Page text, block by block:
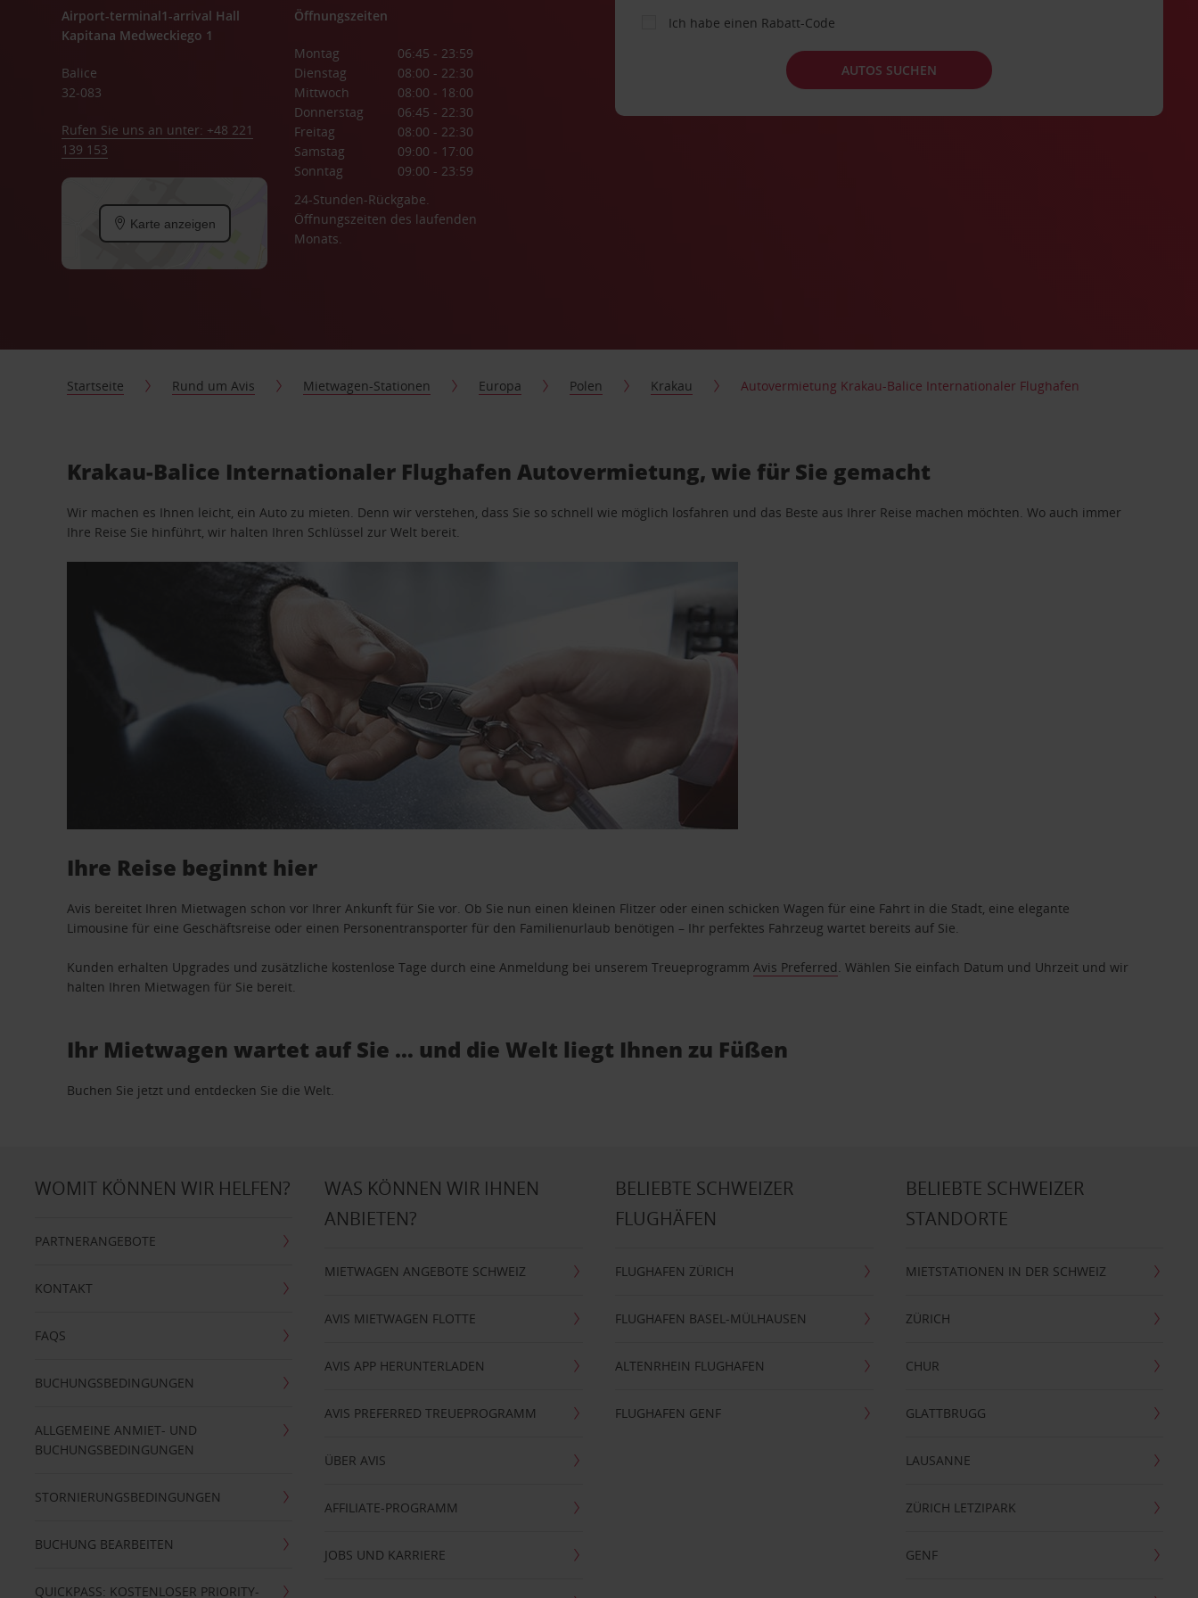
Airport-terminal1-arrival Hall
Kapitana Medweckiego 1
Balice
32-083
Rufen Sie uns an unter: +48 221
139 153
Karte anzeigen
Öffnungszeiten
Montag
06:45 - 23:59
Dienstag
08:00 - 22:30
Mittwoch
08:00 - 18:00
Donnerstag
06:45 - 22:30
Freitag
08:00 - 22:30
Samstag
09:00 - 17:00
Sonntag
09:00 - 23:59
24-Stunden-Rückgabe.
Öffnungszeiten des laufenden
Monats.
Ich habe einen Rabatt-Code
AUTOS SUCHEN
Startseite Rund um Avis Mietwagen-Stationen Europa Polen Krakau Autovermietung Krakau-Balice Internationaler Flughafen
Krakau-Balice Internationaler Flughafen Autovermietung, wie für Sie gemacht
Wir machen es Ihnen leicht, ein Auto zu mieten. Denn wir verstehen, dass Sie so schnell wie möglich losfahren und das Beste aus Ihrer Reise machen möchten. Wo auch immer
Ihre Reise Sie hinführt, wir halten Ihren Schlüssel zur Welt bereit.
Ihre Reise beginnt hier
Avis bereitet Ihren Mietwagen schon vor Ihrer Ankunft für Sie vor. Ob Sie nun einen kleinen Flitzer oder einen schicken Wagen für eine Fahrt in die Stadt, eine elegante
Limousine für eine Geschäftsreise oder einen Personentransporter für den Familienurlaub benötigen – Ihr perfektes Fahrzeug wartet bereits auf Sie.
Kunden erhalten Upgrades und zusätzliche kostenlose Tage durch eine Anmeldung bei unserem TreueprogrammAvis Preferred. Wählen Sie einfach Datum und Uhrzeit und wir
halten Ihren Mietwagen für Sie bereit.
Ihr Mietwagen wartet auf Sie … und die Welt liegt Ihnen zu Füßen
Buchen Sie jetzt und entdecken Sie die Welt.
WOMIT KÖNNEN WIR HELFEN?
PARTNERANGEBOTE
KONTAKT
FAQS
BUCHUNGSBEDINGUNGEN
ALLGEMEINE ANMIET- UND
BUCHUNGSBEDINGUNGEN
STORNIERUNGSBEDINGUNGEN
BUCHUNG BEARBEITEN
QUICKPASS: KOSTENLOSER PRIORITY-
WAS KÖNNEN WIR IHNEN
ANBIETEN?
MIETWAGEN ANGEBOTE SCHWEIZ
AVIS MIETWAGEN FLOTTE
AVIS APP HERUNTERLADEN
AVIS PREFERRED TREUEPROGRAMM
ÜBER AVIS
AFFILIATE-PROGRAMM
JOBS UND KARRIERE
BELIEBTE SCHWEIZER
FLUGHÄFEN
FLUGHAFEN ZÜRICH
FLUGHAFEN BASEL-MÜLHAUSEN
ALTENRHEIN FLUGHAFEN
FLUGHAFEN GENF
BELIEBTE SCHWEIZER
STANDORTE
MIETSTATIONEN IN DER SCHWEIZ
ZÜRICH
CHUR
GLATTBRUGG
LAUSANNE
ZÜRICH LETZIPARK
GENF